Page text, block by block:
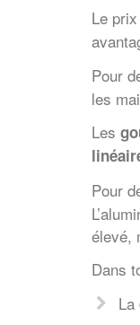
Le
Pour
les
Les
Pour
élevé,
Dans
La